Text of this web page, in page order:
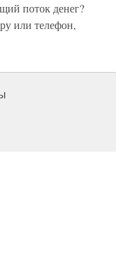
поток денег?
или телефон,